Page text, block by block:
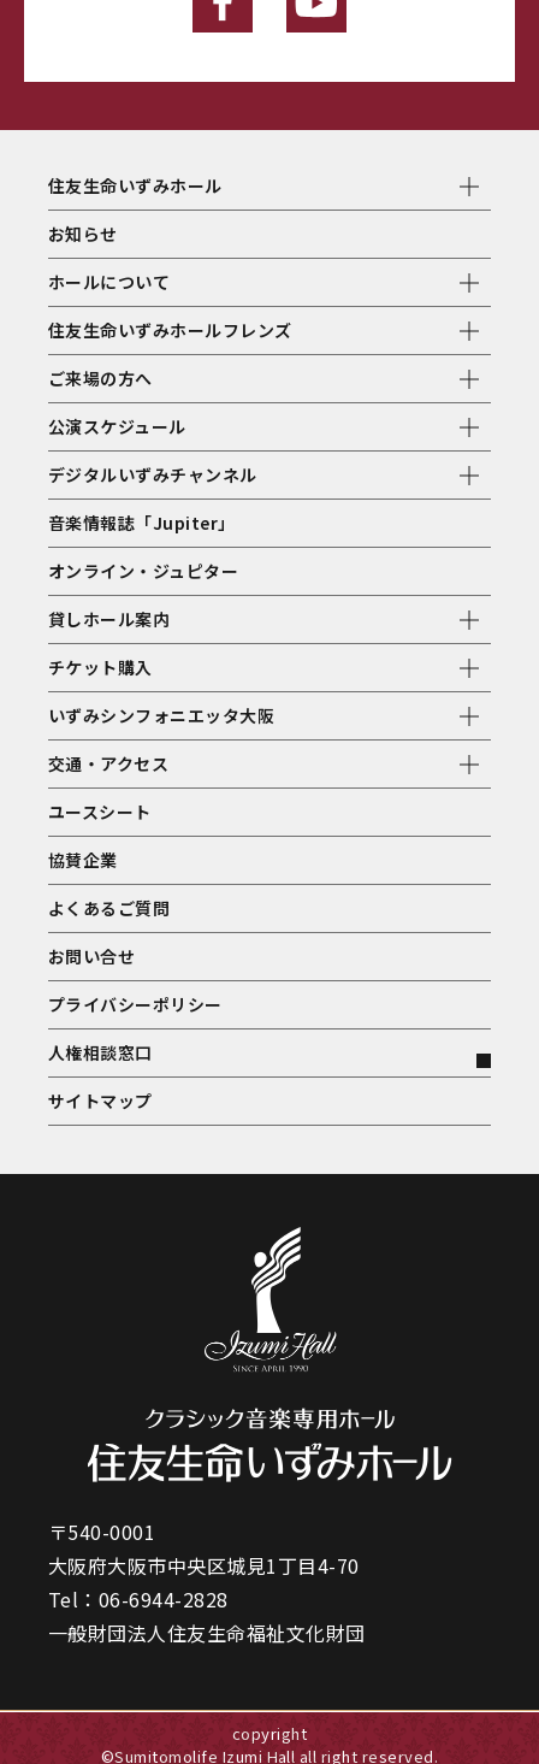
住友生命いずみホール
お知らせ
ホールについて
住友生命いずみホールフレンズ
ご来場の方へ
公演スケジュール
デジタルいずみチャンネル
音楽情報誌「Jupiter」
オンライン・ジュピター
貸しホール案内
チケット購入
いずみシンフォニエッタ大阪
交通・アクセス
ユースシート
協賛企業
よくあるご質問
お問い合せ
プライバシーポリシー
人権相談窓口
サイトマップ
〒540-0001
大阪府大阪市中央区城見1丁目4-70
Tel： 06-6944-2828
一般財団法人住友生命福祉文化財団
copyright
©Sumitomolife Izumi Hall all right reserved.